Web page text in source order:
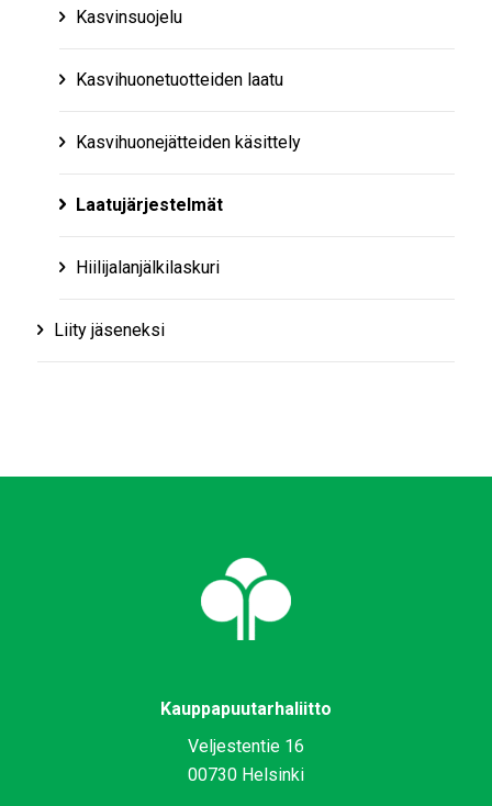
Kasvinsuojelu
Kasvihuonetuotteiden laatu
Kasvihuonejätteiden käsittely
Laatujärjestelmät
Hiilijalanjälkilaskuri
Liity jäseneksi
Kauppapuutarhaliitto
Veljestentie 16
00730 Helsinki